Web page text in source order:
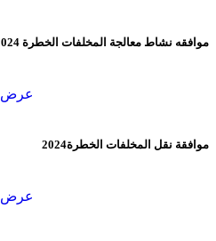
موافقه نشاط معالجة المخلفات الخطرة 2024
عرض
موافقة نقل المخلفات الخطرة2024
عرض